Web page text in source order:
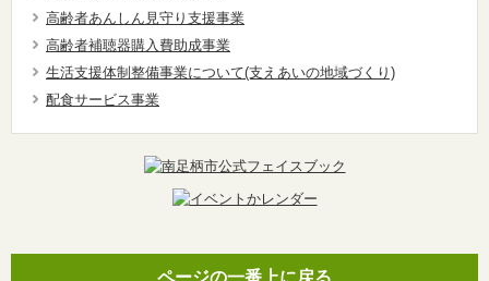
高齢者あんしん見守り支援事業
高齢者補聴器購入費助成事業
生活支援体制整備事業について(支えあいの地域づくり)
配食サービス事業
ページの一番上に戻る